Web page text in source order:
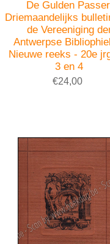
De Gulden
Driemaandelijks
de Vereeniging
Antwerpse
Nieuwe reeks - 20e
3 en 4
€24,00